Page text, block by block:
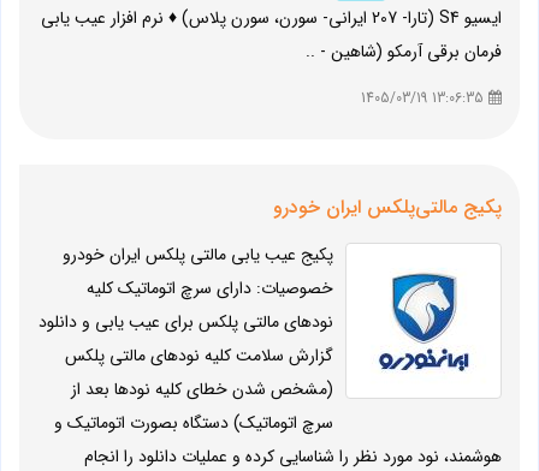
ایسیو S4 (تارا- 207 ایرانی- سورن، سورن پلاس) ♦ نرم افزار عیب یابی
فرمان برقی آرمکو (شاهین - ..
پکیج مالتی‌پلکس ایران خودرو
پکیج عیب یابی مالتی پلکس ایران خودرو
خصوصیات: دارای سرچ اتوماتیک کلیه
نودهای مالتی پلکس برای عیب یابی و دانلود
گزارش سلامت کلیه نودهای مالتی پلکس
(مشخص شدن خطای کلیه نودها بعد از
سرچ اتوماتیک) دستگاه بصورت اتوماتیک و
هوشمند، نود مورد نظر را شناسایی کرده و عملیات دانلود را انجام